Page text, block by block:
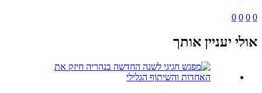
0
0
0
0
אולי יעניין אותך